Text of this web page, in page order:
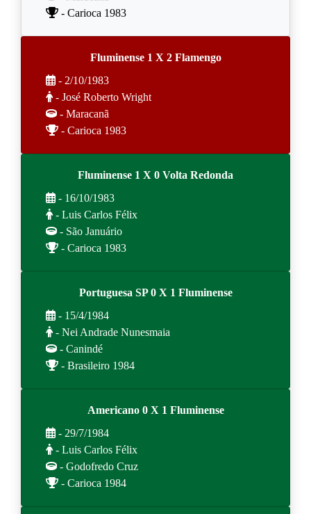
- Carioca 1983
Fluminense 1 X 2 Flamengo
- 2/10/1983
- José Roberto Wright
- Maracanã
- Carioca 1983
Fluminense 1 X 0 Volta Redonda
- 16/10/1983
- Luis Carlos Félix
- São Januário
- Carioca 1983
Portuguesa SP 0 X 1 Fluminense
- 15/4/1984
- Nei Andrade Nunesmaia
- Canindé
- Brasileiro 1984
Americano 0 X 1 Fluminense
- 29/7/1984
- Luis Carlos Félix
- Godofredo Cruz
- Carioca 1984